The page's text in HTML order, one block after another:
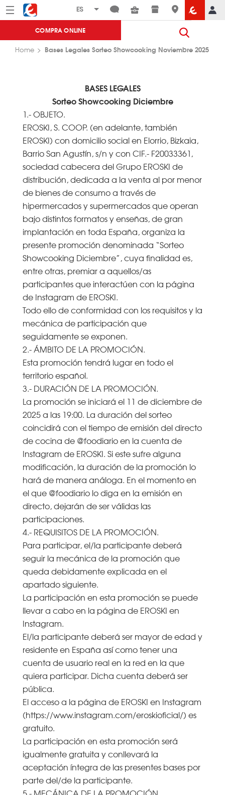
Menú Eroski
COMPRA ONLINE
Home Bases Legales Sorteo Showcooking Noviembre 2025
BASES LEGALES
Sorteo Showcooking Diciembre
1.- OBJETO.
EROSKI, S. COOP. (en adelante, también
EROSKI) con domicilio social en Elorrio, Bizkaia,
Barrio San Agustín, s/n y con CIF.- F20033361,
sociedad cabecera del Grupo EROSKI de
distribución, dedicada a la venta al por menor
de bienes de consumo a través de
hipermercados y supermercados que operan
bajo distintos formatos y enseñas, de gran
implantación en toda España, organiza la
presente promoción denominada “Sorteo
Showcooking Diciembre”, cuya finalidad es,
entre otras, premiar a aquellos/as
participantes que interactúen con la página
de Instagram de EROSKI.
Todo ello de conformidad con los requisitos y la
mecánica de participación que
seguidamente se exponen.
2.- ÁMBITO DE LA PROMOCIÓN.
Esta promoción tendrá lugar en todo el
territorio español.
3.- DURACIÓN DE LA PROMOCIÓN.
La promoción se iniciará el 11 de diciembre de
2025 a las 19:00. La duración del sorteo
coincidirá con el tiempo de emisión del directo
de cocina de @foodiario en la cuenta de
Instagram de EROSKI. Si este sufre alguna
modificación, la duración de la promoción lo
hará de manera análoga. En el momento en
el que @foodiario lo diga en la emisión en
directo, dejarán de ser válidas las
participaciones.
4.- REQUISITOS DE LA PROMOCIÓN.
Para participar, el/la participante deberá
seguir la mecánica de la promoción que
queda debidamente explicada en el
apartado siguiente.
La participación en esta promoción se puede
llevar a cabo en la página de EROSKI en
Instagram.
El/la participante deberá ser mayor de edad y
residente en España así como tener una
cuenta de usuario real en la red en la que
quiera participar. Dicha cuenta deberá ser
pública.
El acceso a la página de EROSKI en Instagram
(https://www.instagram.com/eroskioficial/) es
gratuito.
La participación en esta promoción será
igualmente gratuita y conllevará la
aceptación íntegra de las presentes bases por
parte del/de la participante.